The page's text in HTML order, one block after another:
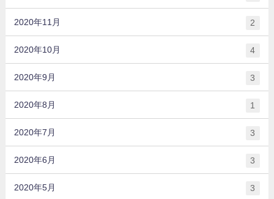
2020年11月 2
2020年10月 4
2020年9月 3
2020年8月 1
2020年7月 3
2020年6月 3
2020年5月 3